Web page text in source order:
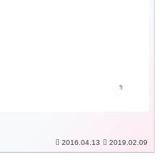
2016.04.13 2019.02.09